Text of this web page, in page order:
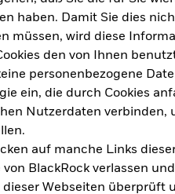
Den
haben. Damit Sie dies
müssen, wird diese
den von Ihnen
personenbezogene
ein, die durch Cookies
Nutzerdaten
auf manche Links
von BlackRock verlassen
dieser Webseiten überprüft